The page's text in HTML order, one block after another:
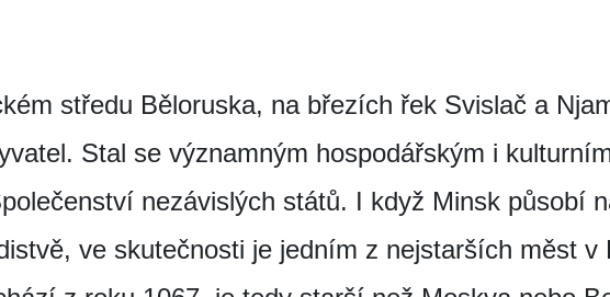
středu Běloruska, na březích řek Svislač a
Stal se významným hospodářským i
nezávislých států. I když Minsk působí
ve skutečnosti je jedním z nejstarších měst v